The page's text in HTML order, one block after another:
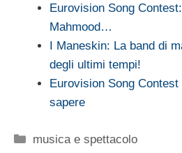
Eurovision Song
Mahmood…
I Maneskin: La band di
degli ultimi tempi!
Eurovision Song Contest
sapere
Categorie
musica e spettacolo